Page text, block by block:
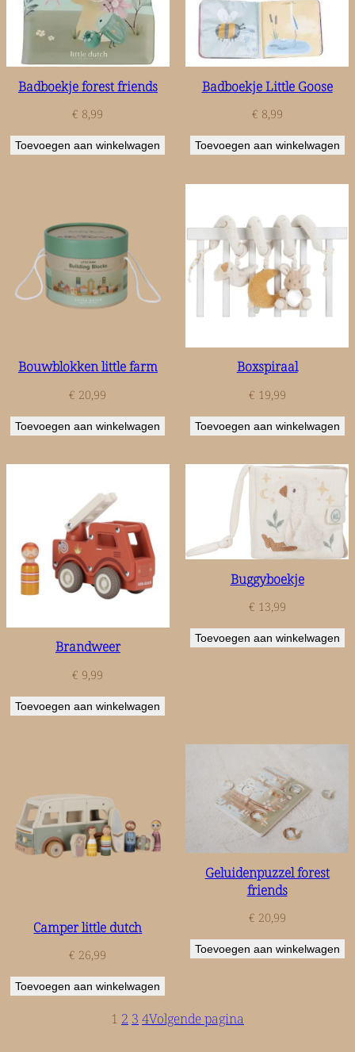
Badboekje forest friends
€ 8,99
Toevoegen aan winkelwagen
Badboekje Little Goose
€ 8,99
Toevoegen aan winkelwagen
Bouwblokken little farm
€ 20,99
Toevoegen aan winkelwagen
Boxspiraal
€ 19,99
Toevoegen aan winkelwagen
Brandweer
€ 9,99
Toevoegen aan winkelwagen
Buggyboekje
€ 13,99
Toevoegen aan winkelwagen
Camper little dutch
€ 26,99
Toevoegen aan winkelwagen
Geluidenpuzzel forest
friends
€ 20,99
Toevoegen aan winkelwagen
1 2 3 4Volgende pagina